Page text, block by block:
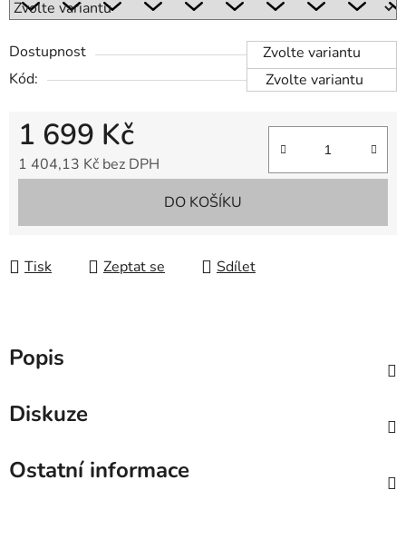
Dostupnost
Zvolte variantu
Kód:
Zvolte variantu
1 699 Kč
1 404,13 Kč bez DPH
DO KOŠÍKU
Tisk Zeptat se Sdílet
Popis
Diskuze
Ostatní informace